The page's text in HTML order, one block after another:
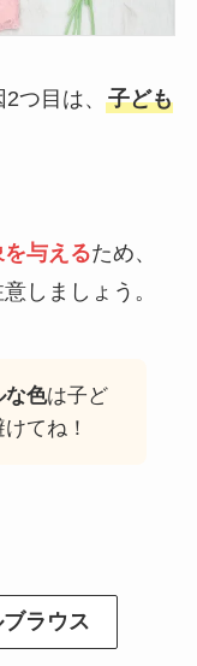
つ目は、 子ども
与えるため、
しましょう。
な色は子ど
てね！
ラウス